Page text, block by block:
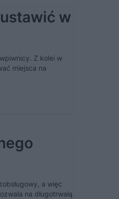
w
Z kolei w
miejsca na
a więc
na długotrwałą